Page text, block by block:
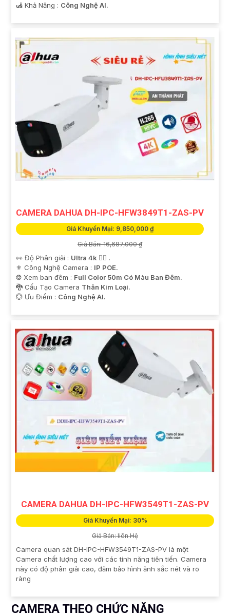
️🛃 Khả Năng : Công Nghệ AI.
CAMERA DAHUA DH-IPC-HFW3849T1-ZAS-PV
Giá Khuyến Mại: 9,850,000 ₫
Giá Bán: 16,687,000 ₫
👀 Độ Phân giải : Ultra 4k 👍🏾 .
⚜️ Công Nghệ Camera : IP POE.
❂ Xem ban đêm : Full Color 50m Có Màu Ban Đêm.
🐉️ Cấu Tạo Camera Thân Kim Loại.
️💮 Ưu Điểm : Công Nghệ AI.
CAMERA DAHUA DH-IPC-HFW3549T1-ZAS-PV
Giá Khuyến Mại: 30%
Giá Bán: liên Hệ
Camera quan sát DH-IPC-HFW3549T1-ZAS-PV là một
Camera chất lượng cao với các tính năng tiên tiến. Camera
này có độ phân giải cao, đảm bảo hình ảnh sắc nét và rõ
ràng
CAMERA THEO CHỨC NĂNG